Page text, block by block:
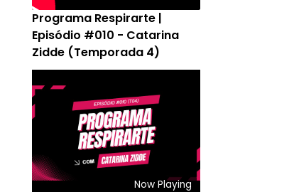
Programa Respirarte |
Episódio #010 - Catarina
Zidde (Temporada 4)
Now Playing